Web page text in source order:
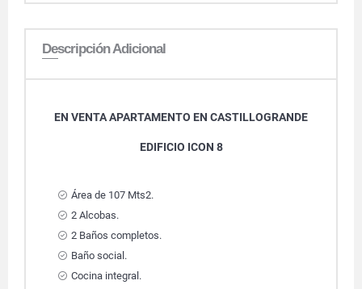
Descripción Adicional
EN VENTA APARTAMENTO EN CASTILLOGRANDE
EDIFICIO ICON 8
Área de 107 Mts2.
2 Alcobas.
2 Baños completos.
Baño social.
Cocina integral.